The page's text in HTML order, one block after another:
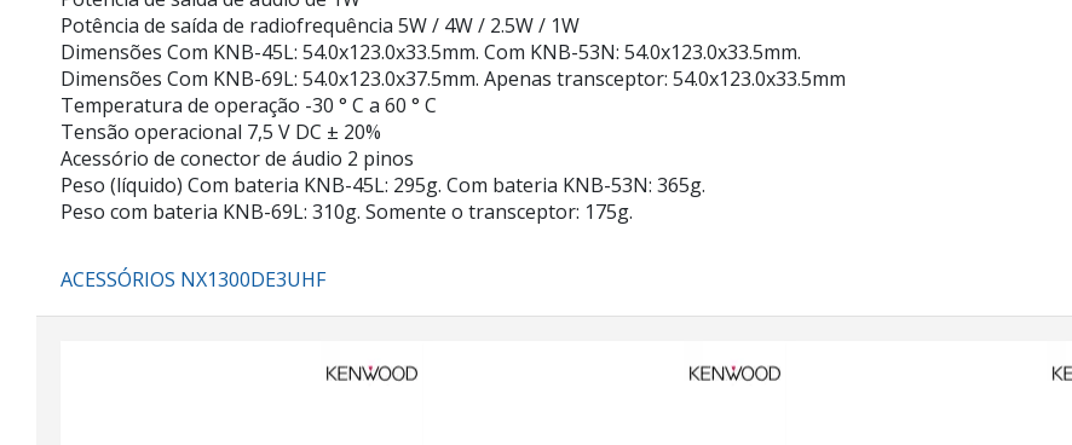
Potência de saída de radiofrequência 5W / 4W / 2.5W / 1W
Dimensões Com KNB-45L: 54.0x123.0x33.5mm. Com KNB-53N: 54.0x123.0x33.5mm.
Dimensões Com KNB-69L: 54.0x123.0x37.5mm. Apenas transceptor: 54.0x123.0x33.5mm
Temperatura de operação -30 ° C a 60 ° C
Tensão operacional 7,5 V DC ± 20%
Acessório de conector de áudio 2 pinos
Peso (líquido) Com bateria KNB-45L: 295g. Com bateria KNB-53N: 365g.
Peso com bateria KNB-69L: 310g. Somente o transceptor: 175g.
ACESSÓRIOS NX1300DE3UHF